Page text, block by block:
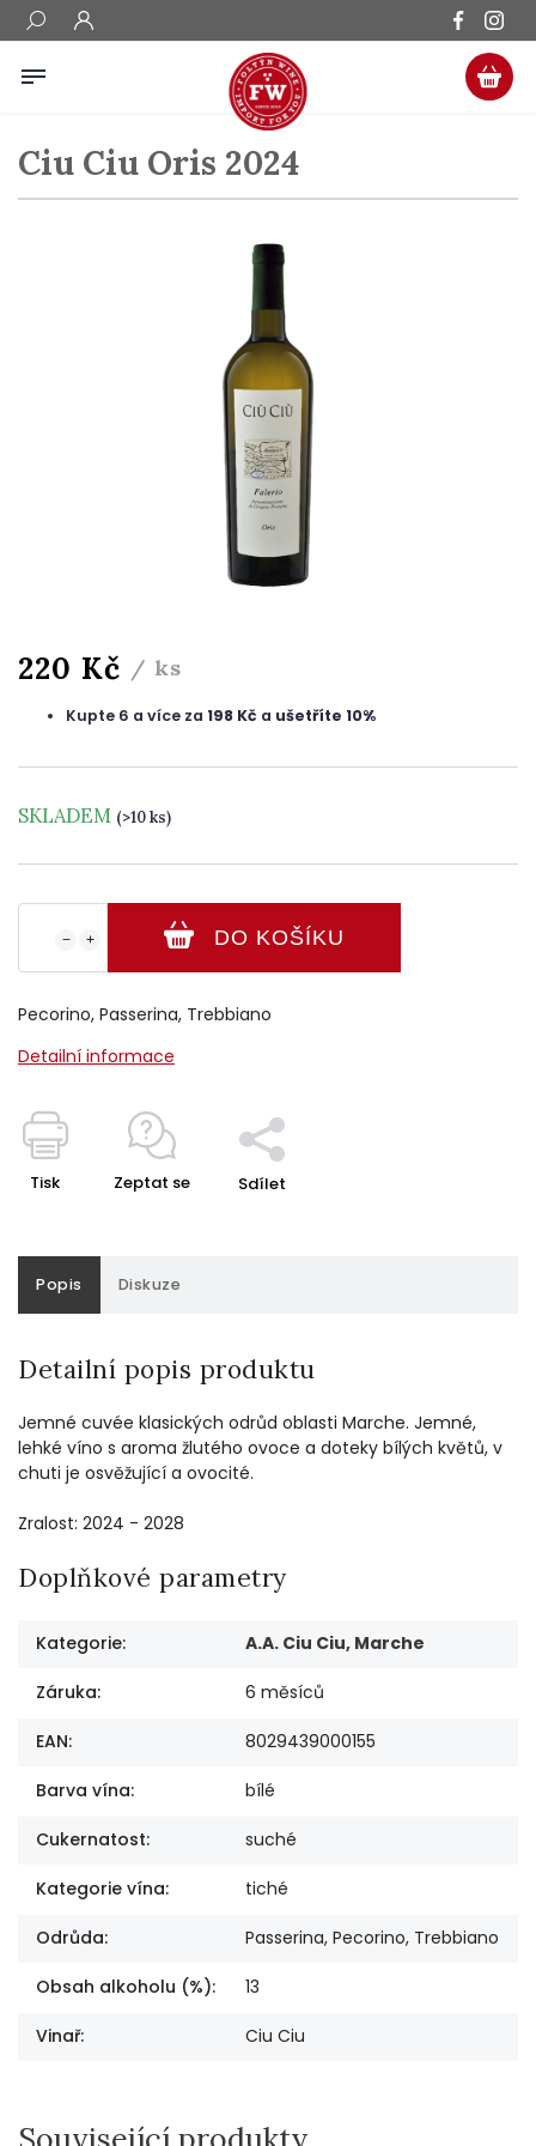
Ciu Ciu Oris 2024
220 Kč / ks
Kupte 6 a více za 198 Kč a ušetříte 10%
SKLADEM (>10 ks)
+
− DO KOŠÍKU
Pecorino, Passerina, Trebbiano
Detailní informace
Tisk Zeptat se Sdílet
Popis Diskuze
Detailní popis produktu
Jemné cuvée klasických odrůd oblasti Marche. Jemné,
lehké víno s aroma žlutého ovoce a doteky bílých květů, v
chuti je osvěžující a ovocité.
Zralost: 2024 - 2028
Doplňkové parametry
Kategorie: A.A. Ciu Ciu, Marche
Záruka: 6 měsíců
EAN: 8029439000155
Barva vína: bílé
Cukernatost: suché
Kategorie vína: tiché
Odrůda: Passerina, Pecorino, Trebbiano
Obsah alkoholu (%): 13
Vinař: Ciu Ciu